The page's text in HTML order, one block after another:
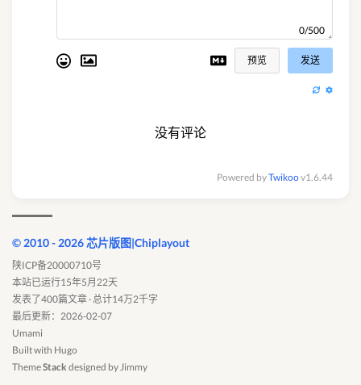
0/500
预览 发送
没有评论
Powered byTwikoov1.6.44
© 2010 - 2026 芯片版图|Chiplayout
陕ICP备20000710号
本站已运行15年5月22天
发表了400篇文章 · 总计14万2千字
最后更新：2026-02-07
Umami
Built with Hugo
ThemeStack designed byJimmy